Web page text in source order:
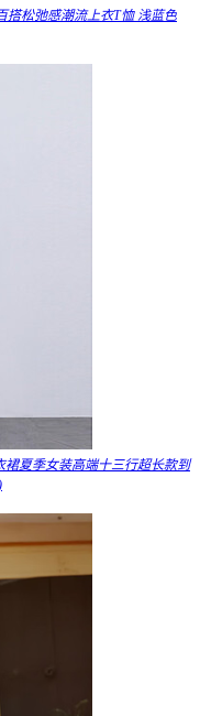
搭松弛感潮流上衣T恤 浅蓝色
裙夏季女装高端十三行超长款到